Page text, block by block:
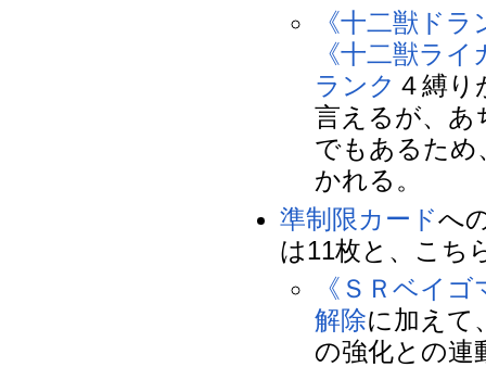
《十二獣ド
《十二獣ライ
ランク ４縛り
言えるが、あ
でもあるため
かれる。
準制限カードへ
は11枚と、こち
《ＳＲベイ
解除に加えて
の強化との連